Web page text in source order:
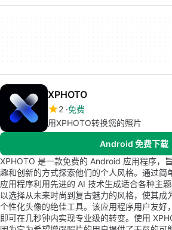
XPHOTO
2 免费
用XPHOTO转换您的照片
Android 免费下载
XPHOTO 是一款免费的 Android 应用程序，
趣和创新的方式探索他们的个人风格。通过简
应用程序利用先进的 AI 技术生成适合各种主
以选择从未来时尚到复古魅力的风格，使其成
个性化头像的绝佳工具。该应用程序用户友好
即可在几秒钟内实现专业级的转变。使用